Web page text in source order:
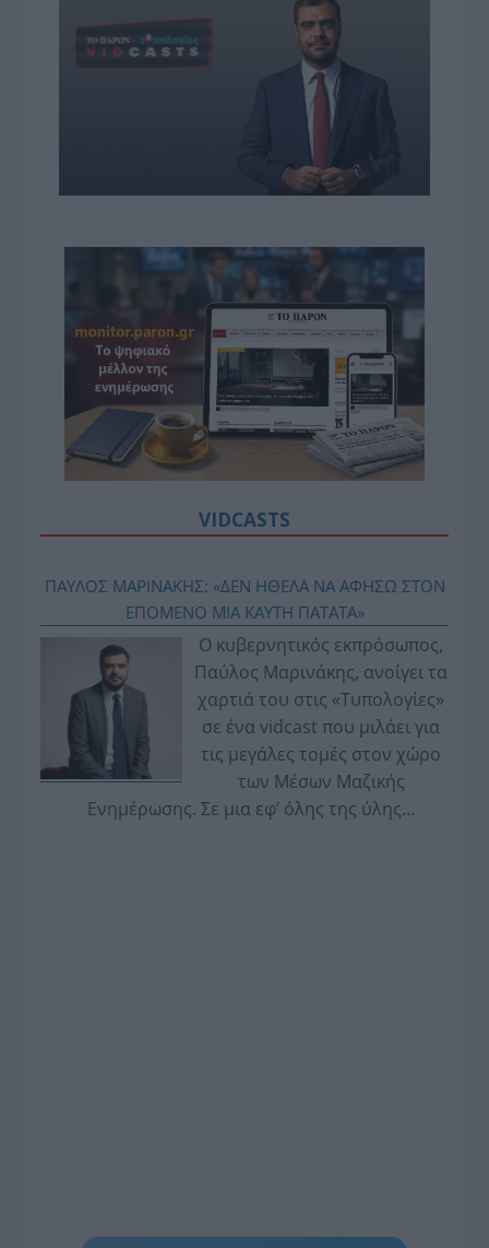
VIDCASTS
ΠΑΥΛΟΣ ΜΑΡΙΝΑΚΗΣ: «ΔΕΝ ΗΘΕΛΑ ΝΑ ΑΦΗΣΩ ΣΤΟΝ
ΕΠΟΜΕΝΟ ΜΙΑ ΚΑΥΤΗ ΠΑΤΑΤΑ»
Ο κυβερνητικός εκπρόσωπος,
Παύλος Μαρινάκης, ανοίγει τα
χαρτιά του στις «Τυπολογίες»
σε ένα vidcast που μιλάει για
τις μεγάλες τομές στον χώρο
των Μέσων Μαζικής
Ενημέρωσης. Σε μια εφ’ όλης της ύλης